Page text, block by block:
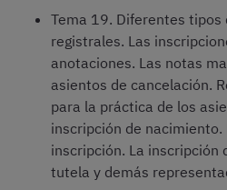
Tema 19. Diferentes tipos
registrales. Las
anotaciones. Las notas
asientos de cancelación.
para la práctica de los
inscripción de
inscripción. La inscripción
tutela y demás